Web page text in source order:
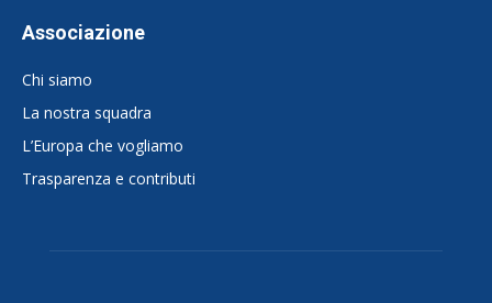
Associazione
Chi siamo
La nostra squadra
L’Europa che vogliamo
Trasparenza e contributi